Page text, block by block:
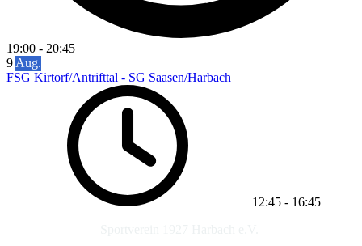
19:00 - 20:45
9 Aug.
FSG Kirtorf/Antrifttal - SG Saasen/Harbach
12:45 - 16:45